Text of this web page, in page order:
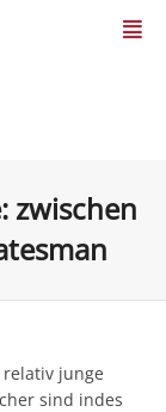
zwischen
junge
sind indes